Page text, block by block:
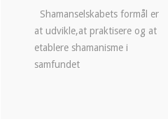
Shamanselskabets formål er
at udvikle,at praktisere og at
etablere shamanisme i
samfundet